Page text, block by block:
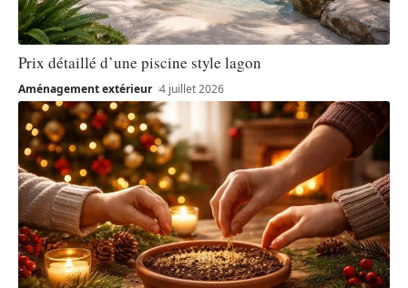
Prix détaillé d’une piscine style lagon
Aménagement extérieur 4 juillet 2026